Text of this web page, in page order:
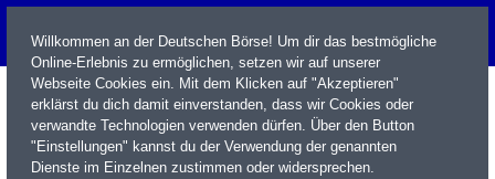
Willkommen an der Deutschen Börse! Um dir das bestmögliche
Online-Erlebnis zu ermöglichen, setzen wir auf unserer
Webseite Cookies ein. Mit dem Klicken auf "Akzeptieren"
erklärst du dich damit einverstanden, dass wir Cookies oder
verwandte Technologien verwenden dürfen. Über den Button
"Einstellungen" kannst du der Verwendung der genannten
Dienste im Einzelnen zustimmen oder widersprechen.